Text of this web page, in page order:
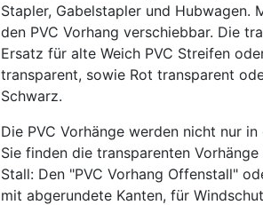
Stapler, Gabelstapler und Hubwagen.
den PVC Vorhang verschiebbar. Die
Ersatz für alte Weich PVC Streifen
transparent, sowie Rot transparent
Schwarz.
Die PVC Vorhänge werden nicht nur
Sie finden die transparenten
Stall: Den "PVC Vorhang Offenstall"
mit abgerundete Kanten, für